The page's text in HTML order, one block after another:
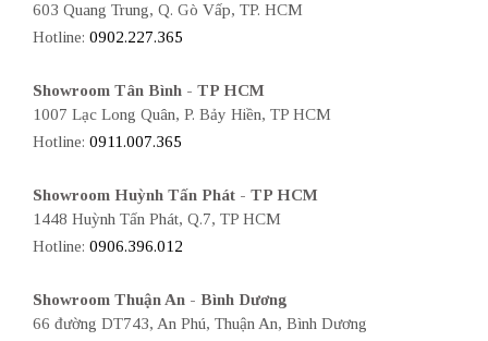
603 Quang Trung, Q. Gò Vấp, TP. HCM
Hotline: 0902.227.365
Showroom Tân Bình - TP HCM
1007 Lạc Long Quân, P. Bảy Hiền, TP HCM
Hotline: 0911.007.365
Showroom Huỳnh Tấn Phát - TP HCM
1448 Huỳnh Tấn Phát, Q.7, TP HCM
Hotline: 0906.396.012
Showroom Thuận An - Bình Dương
66 đường DT743, An Phú, Thuận An, Bình Dương